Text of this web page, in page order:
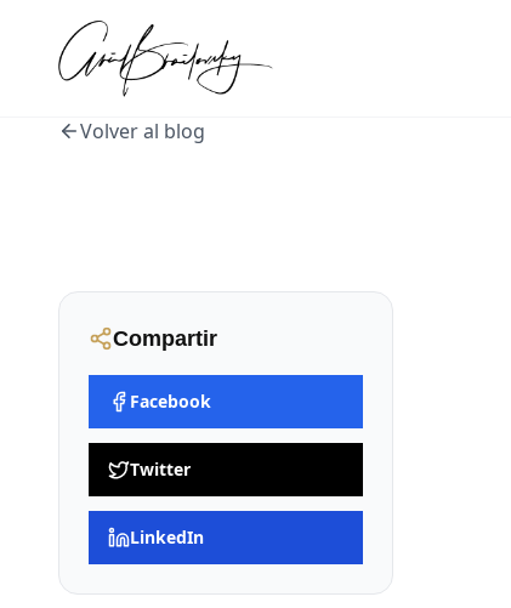
Volver al blog
Compartir
Facebook
Twitter
LinkedIn